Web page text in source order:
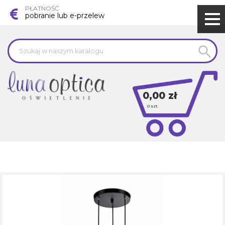
PŁATNOŚĆ
pobranie lub e-przelew

0,00 zł
0 szt.